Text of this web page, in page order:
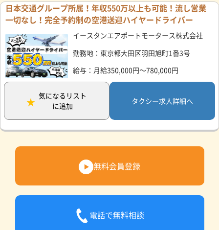
日本交通グループ所属！年収550万以上も可能！流し営業
一切なし！完全予約制の空港送迎ハイヤードライバー
イースタンエアポートモータース株式会社
勤務地：東京都大田区羽田旭町1番3号
給与：月給350,000円～780,000円
気になるリスト
に追加
タクシー求人詳細へ
無料会員登録
電話で無料相談